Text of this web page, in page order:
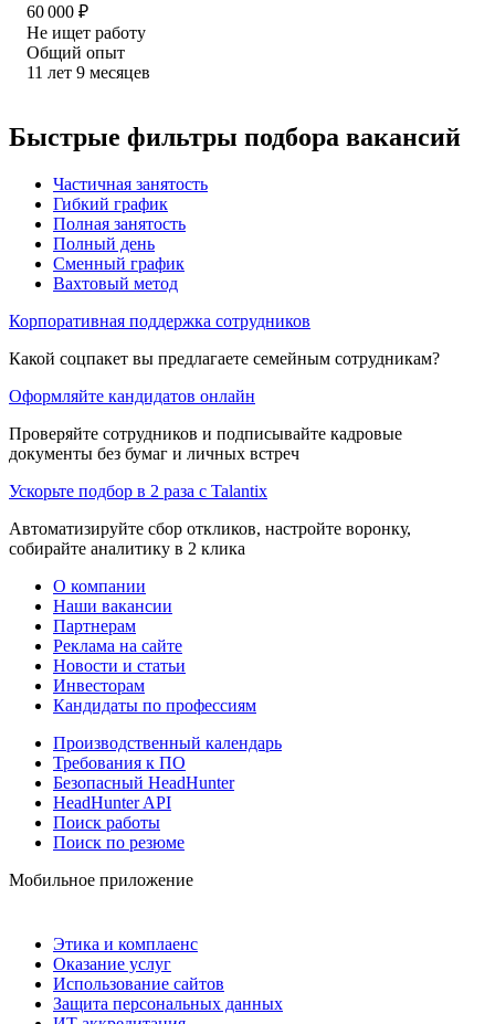
60 000 ₽
Не ищет работу
Общий опыт
11 лет 9 месяцев
Быстрые фильтры подбора вакансий
Частичная занятость
Гибкий график
Полная занятость
Полный день
Сменный график
Вахтовый метод
Корпоративная поддержка сотрудников
Какой соцпакет вы предлагаете семейным сотрудникам?
Оформляйте кандидатов онлайн
Проверяйте сотрудников и подписывайте кадровые
документы без бумаг и личных встреч
Ускорьте подбор в 2 раза с Talantix
Автоматизируйте сбор откликов, настройте воронку,
собирайте аналитику в 2 клика
О компании
Наши вакансии
Партнерам
Реклама на сайте
Новости и статьи
Инвесторам
Кандидаты по профессиям
Производственный календарь
Требования к ПО
Безопасный HeadHunter
HeadHunter API
Поиск работы
Поиск по резюме
Мобильное приложение
Этика и комплаенс
Оказание услуг
Использование сайтов
Защита персональных данных